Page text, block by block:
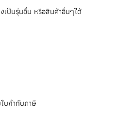
เป็นรุ่นอื่น หรือสินค้าอื่นๆได้
บกำกับภาษี